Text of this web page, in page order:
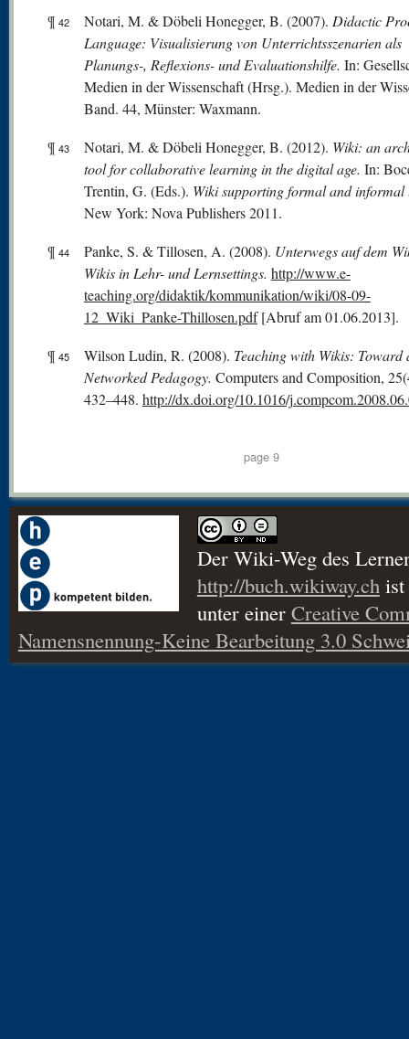
¶ 42 Notari, M. & Döbeli Honegger, B. (2007). Didactic
Language: Visualisierung von Unterrichtsszenarien als
Planungs-, Reflexions- und Evaluationshilfe. In:
Medien in der Wissenschaft (Hrsg.). Medien in der
Band. 44, Münster: Waxmann.
¶ 43 Notari, M. & Döbeli Honegger, B. (2012). Wiki: an
tool for collaborative learning in the digital age. In:
Trentin, G. (Eds.). Wiki supporting formal and informal
New York: Nova Publishers 2011.
¶ 44 Panke, S. & Tillosen, A. (2008). Unterwegs auf dem
Wikis in Lehr- und Lernsettings. http://www.e-
teaching.org/didaktik/kommunikation/wiki/08-09-
12_Wiki_Panke-Thillosen.pdf[Abruf am 01.06.2013].
¶ 45 Wilson Ludin, R. (2008). Teaching with Wikis: Toward
Networked Pedagogy. Computers and Composition,
432–448. http://dx.doi.org/10.1016/
page 9
Der Wiki-Weg des
http://buch.wikiway.chist
unter einer Creative
Namensnennung-Keine Bearbeitung 3.0